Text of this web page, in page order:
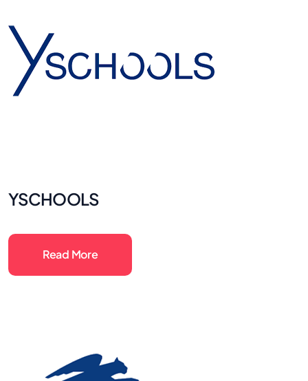
YSCHOOLS
Read More